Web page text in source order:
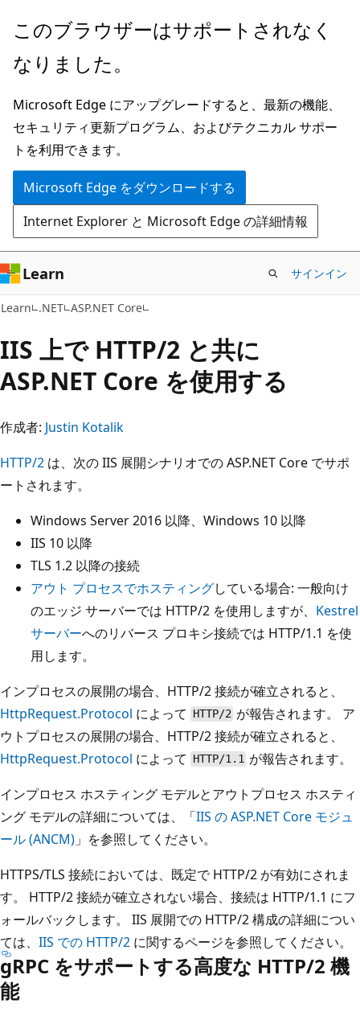
メ
ン
ン
テ
ン
ツ
に
ス
キ
ッ
プ
このブラウザーはサポートされなく
なりました。
Microsoft Edge にアップグレードすると、最新の機能、
セキュリティ更新プログラム、およびテクニカル サポー
トを利用できます。
Microsoft Edge をダウンロードする
Internet Explorer と Microsoft Edge の詳細情報
Learn サインイン
Learn .NET ASP.NET Core
IIS 上で HTTP/2 と共に
ASP.NET Core を使用する
作成者: Justin Kotalik
HTTP/2 は、次の IIS 展開シナリオでの ASP.NET Core でサポ
ートされます。
Windows Server 2016 以降、Windows 10 以降
IIS 10 以降
TLS 1.2 以降の接続
アウト プロセスでホスティングしている場合: 一般向け
のエッジ サーバーでは HTTP/2 を使用しますが、 Kestrel
サーバーへのリバース プロキシ接続では HTTP/1.1 を使
用します。
インプロセスの展開の場合、HTTP/2 接続が確立されると、
HttpRequest.Protocol によって HTTP/2 が報告されます。 ア
ウトプロセスの展開の場合、HTTP/2 接続が確立されると、
HttpRequest.Protocol によって HTTP/1.1 が報告されます。
インプロセス ホスティング モデルとアウトプロセス ホスティ
ング モデルの詳細については、「IIS の ASP.NET Core モジュ
ール (ANCM) 」を参照してください。
HTTPS/TLS 接続においては、既定で HTTP/2 が有効にされま
す。 HTTP/2 接続が確立されない場合、接続は HTTP/1.1 にフ
ォールバックします。 IIS 展開での HTTP/2 構成の詳細につい
ては、 IIS での HTTP/2 に関するページを参照してください。
gRPC をサポートする高度な HTTP/2 機
能